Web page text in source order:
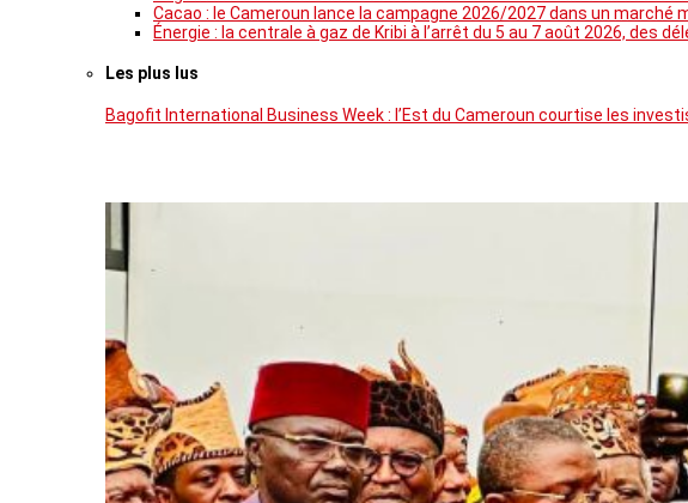
Cacao : le Cameroun lance la campagne 2026/2027 dans un marché
Énergie : la centrale à gaz de Kribi à l’arrêt du 5 au 7 août 2026, des
Les plus lus
Bagofit International Business Week : l’Est du Cameroun courtise les